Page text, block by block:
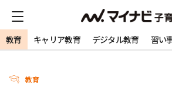
教育 キャリア教育 デジタル教育 習い
教育